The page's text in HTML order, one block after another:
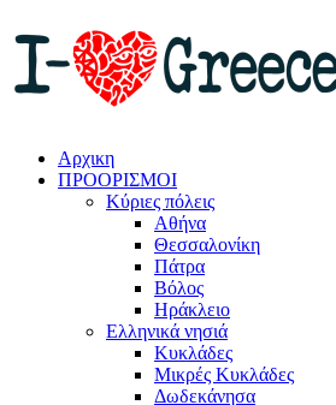
Αρχικη
ΠΡΟΟΡΙΣΜΟΙ
Κύριες πόλεις
Αθήνα
Θεσσαλονίκη
Πάτρα
Βόλος
Ηράκλειο
Ελληνικά νησιά
Κυκλάδες
Μικρές Κυκλάδες
Δωδεκάνησα